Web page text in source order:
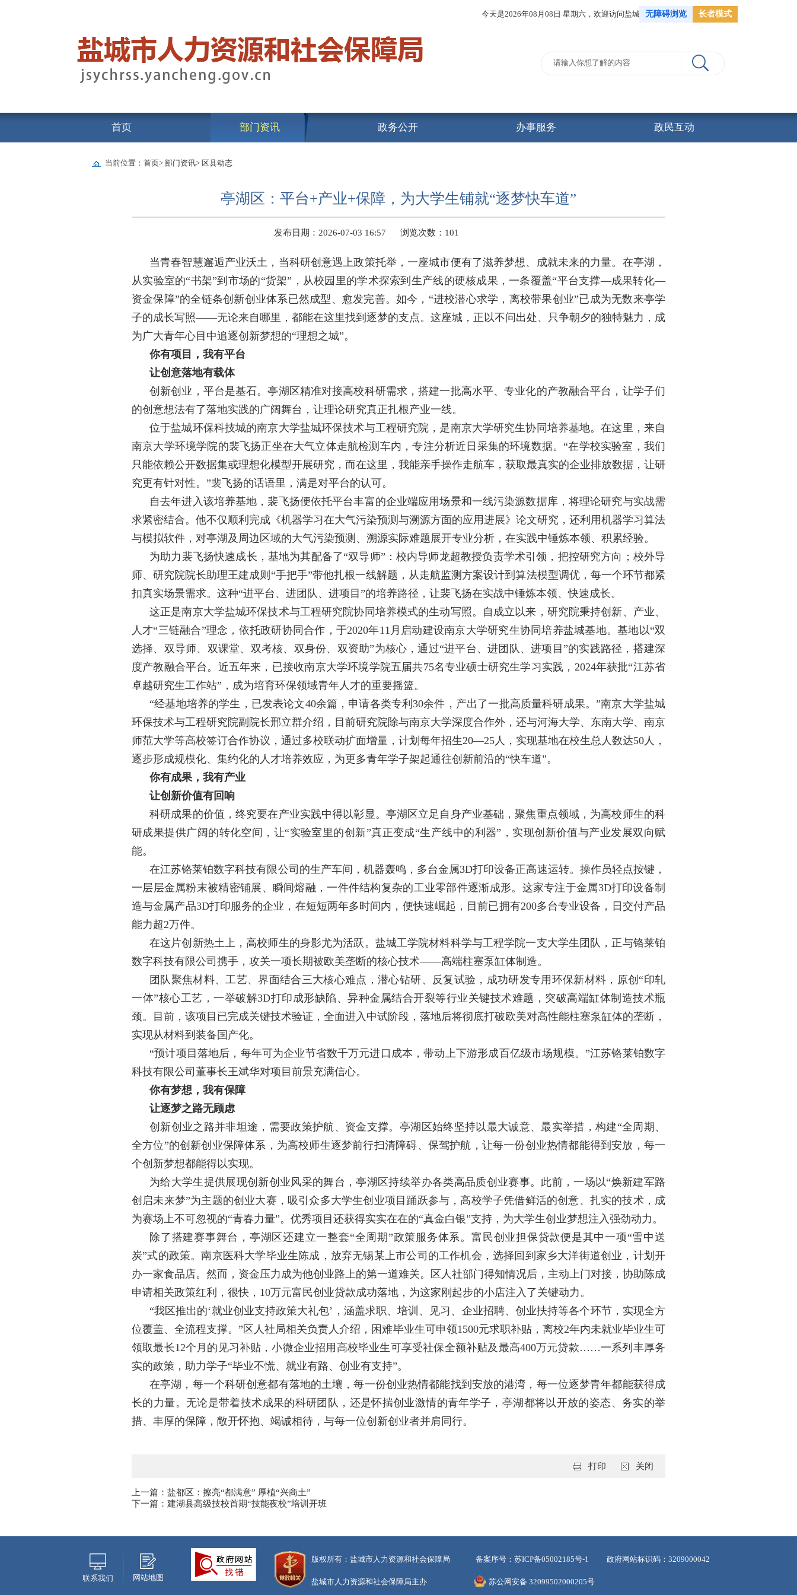
今天是2026年08月08日 星期六， 欢迎访问盐城市人力资源和社会保障局
首页 部门资讯 政务公开 办事服务 政民互动
当前位置： 首页> 部门资讯> 区县动态
亭湖区：平台+产业+保障，为大学生铺就“逐梦快车道”
发布日期：2026-07-03 16:57 浏览次数： 101
当青春智慧邂逅产业沃土，当科研创意遇上政策托举，一座城市便有了滋养梦想、成就未来的力量。在亭湖，
从实验室的“书架”到市场的“货架”，从校园里的学术探索到生产线的硬核成果，一条覆盖“平台支撑—成果转化—
资金保障”的全链条创新创业体系已然成型、愈发完善。如今，“进校潜心求学，离校带果创业”已成为无数来亭学
子的成长写照——无论来自哪里，都能在这里找到逐梦的支点。这座城，正以不问出处、只争朝夕的独特魅力，成
为广大青年心目中追逐创新梦想的“理想之城”。
你有项目，我有平台
让创意落地有载体
创新创业，平台是基石。亭湖区精准对接高校科研需求，搭建一批高水平、专业化的产教融合平台，让学子们
的创意想法有了落地实践的广阔舞台，让理论研究真正扎根产业一线。
位于盐城环保科技城的南京大学盐城环保技术与工程研究院，是南京大学研究生协同培养基地。在这里，来自
南京大学环境学院的裴飞扬正坐在大气立体走航检测车内，专注分析近日采集的环境数据。“在学校实验室，我们
只能依赖公开数据集或理想化模型开展研究，而在这里，我能亲手操作走航车，获取最真实的企业排放数据，让研
究更有针对性。”裴飞扬的话语里，满是对平台的认可。
自去年进入该培养基地，裴飞扬便依托平台丰富的企业端应用场景和一线污染源数据库，将理论研究与实战需
求紧密结合。他不仅顺利完成《机器学习在大气污染预测与溯源方面的应用进展》论文研究，还利用机器学习算法
与模拟软件，对亭湖及周边区域的大气污染预测、溯源实际难题展开专业分析，在实践中锤炼本领、积累经验。
为助力裴飞扬快速成长，基地为其配备了“双导师”：校内导师龙超教授负责学术引领，把控研究方向；校外导
师、研究院院长助理王建成则“手把手”带他扎根一线解题，从走航监测方案设计到算法模型调优，每一个环节都紧
扣真实场景需求。这种“进平台、进团队、进项目”的培养路径，让裴飞扬在实战中锤炼本领、快速成长。
这正是南京大学盐城环保技术与工程研究院协同培养模式的生动写照。自成立以来，研究院秉持创新、产业、
人才“三链融合”理念，依托政研协同合作，于2020年11月启动建设南京大学研究生协同培养盐城基地。基地以“双
选择、双导师、双课堂、双考核、双身份、双资助”为核心，通过“进平台、进团队、进项目”的实践路径，搭建深
度产教融合平台。近五年来，已接收南京大学环境学院五届共75名专业硕士研究生学习实践，2024年获批“江苏省
卓越研究生工作站”，成为培育环保领域青年人才的重要摇篮。
“经基地培养的学生，已发表论文40余篇，申请各类专利30余件，产出了一批高质量科研成果。”南京大学盐城
环保技术与工程研究院副院长邢立群介绍，目前研究院除与南京大学深度合作外，还与河海大学、东南大学、南京
师范大学等高校签订合作协议，通过多校联动扩面增量，计划每年招生20—25人，实现基地在校生总人数达50人，
逐步形成规模化、集约化的人才培养效应，为更多青年学子架起通往创新前沿的“快车道”。
你有成果，我有产业
让创新价值有回响
科研成果的价值，终究要在产业实践中得以彰显。亭湖区立足自身产业基础，聚焦重点领域，为高校师生的科
研成果提供广阔的转化空间，让“实验室里的创新”真正变成“生产线中的利器”，实现创新价值与产业发展双向赋
能。
在江苏铬莱铂数字科技有限公司的生产车间，机器轰鸣，多台金属3D打印设备正高速运转。操作员轻点按键，
一层层金属粉末被精密铺展、瞬间熔融，一件件结构复杂的工业零部件逐渐成形。这家专注于金属3D打印设备制
造与金属产品3D打印服务的企业，在短短两年多时间内，便快速崛起，目前已拥有200多台专业设备，日交付产品
能力超2万件。
在这片创新热土上，高校师生的身影尤为活跃。盐城工学院材料科学与工程学院一支大学生团队，正与铬莱铂
数字科技有限公司携手，攻关一项长期被欧美垄断的核心技术——高端柱塞泵缸体制造。
团队聚焦材料、工艺、界面结合三大核心难点，潜心钻研、反复试验，成功研发专用环保新材料，原创“印轧
一体”核心工艺，一举破解3D打印成形缺陷、异种金属结合开裂等行业关键技术难题，突破高端缸体制造技术瓶
颈。目前，该项目已完成关键技术验证，全面进入中试阶段，落地后将彻底打破欧美对高性能柱塞泵缸体的垄断，
实现从材料到装备国产化。
“预计项目落地后，每年可为企业节省数千万元进口成本，带动上下游形成百亿级市场规模。”江苏铬莱铂数字
科技有限公司董事长王斌华对项目前景充满信心。
你有梦想，我有保障
让逐梦之路无顾虑
创新创业之路并非坦途，需要政策护航、资金支撑。亭湖区始终坚持以最大诚意、最实举措，构建“全周期、
全方位”的创新创业保障体系，为高校师生逐梦前行扫清障碍、保驾护航，让每一份创业热情都能得到安放，每一
个创新梦想都能得以实现。
为给大学生提供展现创新创业风采的舞台，亭湖区持续举办各类高品质创业赛事。此前，一场以“焕新建军路
创启未来梦”为主题的创业大赛，吸引众多大学生创业项目踊跃参与，高校学子凭借鲜活的创意、扎实的技术，成
为赛场上不可忽视的“青春力量”。优秀项目还获得实实在在的“真金白银”支持，为大学生创业梦想注入强劲动力。
除了搭建赛事舞台，亭湖区还建立一整套“全周期”政策服务体系。富民创业担保贷款便是其中一项“雪中送
炭”式的政策。南京医科大学毕业生陈成，放弃无锡某上市公司的工作机会，选择回到家乡大洋街道创业，计划开
办一家食品店。然而，资金压力成为他创业路上的第一道难关。区人社部门得知情况后，主动上门对接，协助陈成
申请相关政策红利，很快，10万元富民创业贷款成功落地，为这家刚起步的小店注入了关键动力。
“我区推出的‘就业创业支持政策大礼包’，涵盖求职、培训、见习、企业招聘、创业扶持等各个环节，实现全方
位覆盖、全流程支撑。”区人社局相关负责人介绍，困难毕业生可申领1500元求职补贴，离校2年内未就业毕业生可
领取最长12个月的见习补贴，小微企业招用高校毕业生可享受社保全额补贴及最高400万元贷款……一系列丰厚务
实的政策，助力学子“毕业不慌、就业有路、创业有支持”。
在亭湖，每一个科研创意都有落地的土壤，每一份创业热情都能找到安放的港湾，每一位逐梦青年都能获得成
长的力量。无论是带着技术成果的科研团队，还是怀揣创业激情的青年学子，亭湖都将以开放的姿态、务实的举
措、丰厚的保障，敞开怀抱、竭诚相待，与每一位创新创业者并肩同行。
打印 关闭
上一篇：盐都区：擦亮“都满意” 厚植“兴商土”
下一篇：建湖县高级技校首期“技能夜校”培训开班
无障碍浏览 长者模式
联系我们 网站地图
版权所有：盐城市人力资源和社会保障局 备案序号：苏ICP备05002185号-1 政府网站标识码：3209000042
盐城市人力资源和社会保障局主办 苏公网安备 32099502000205号